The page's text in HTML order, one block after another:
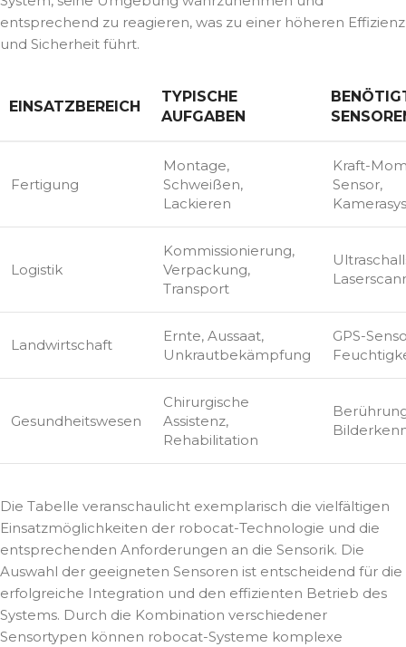
entsprechend zu reagieren, was zu einer höheren Effizienz
und Sicherheit führt.
EINSATZBEREICH
TYPISCHE
AUFGABEN
Fertigung
Montage,
Schweißen,
Lackieren
Kraft-
Sensor,
Logistik
Kommissionierung,
Verpackung,
Transport
Landwirtschaft
Ernte, Aussaat,
Unkrautbekämpfung
GPS-
Gesundheitswesen
Chirurgische
Assistenz,
Rehabilitation
Die Tabelle veranschaulicht exemplarisch die vielfältigen
Einsatzmöglichkeiten der robocat-Technologie und die
entsprechenden Anforderungen an die Sensorik. Die
Auswahl der geeigneten Sensoren ist entscheidend für die
erfolgreiche Integration und den effizienten Betrieb des
Systems. Durch die Kombination verschiedener
Sensortypen können robocat-Systeme komplexe